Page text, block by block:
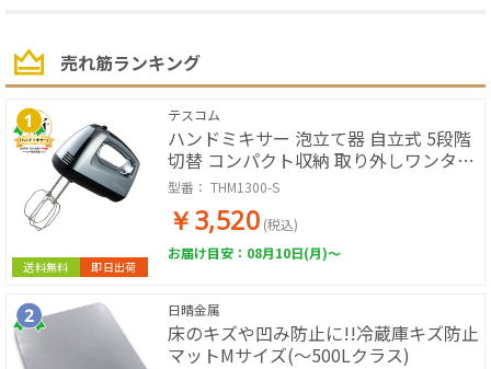
売れ筋ランキング
送料無料 即日出荷
テスコム
ハンドミキサー 泡立て器 自立式 5段階
切替 コンパクト収納 取り外しワンタッ
チ ステンレス製 食洗器対応 【ABC
Cooking Studioとの共同開発】 シルバ
ー
型番： THM1300-S
￥3,520 (税込)
お届け目安：08月10日(月)～
日晴金属
床のキズや凹み防止に!!冷蔵庫キズ防止
マットMサイズ(～500Lクラス)